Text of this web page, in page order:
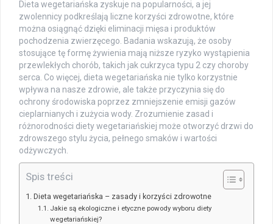
Dieta wegetariańska zyskuje na popularności, a jej
zwolennicy podkreślają liczne korzyści zdrowotne, które
można osiągnąć dzięki eliminacji mięsa i produktów
pochodzenia zwierzęcego. Badania wskazują, że osoby
stosujące tę formę żywienia mają niższe ryzyko wystąpienia
przewlekłych chorób, takich jak cukrzyca typu 2 czy choroby
serca. Co więcej, dieta wegetariańska nie tylko korzystnie
wpływa na nasze zdrowie, ale także przyczynia się do
ochrony środowiska poprzez zmniejszenie emisji gazów
cieplarnianych i zużycia wody. Zrozumienie zasad i
różnorodności diety wegetariańskiej może otworzyć drzwi do
zdrowszego stylu życia, pełnego smaków i wartości
odżywczych.
Spis treści
Dieta wegetariańska – zasady i korzyści zdrowotne
Jakie są ekologiczne i etyczne powody wyboru diety
wegetariańskiej?